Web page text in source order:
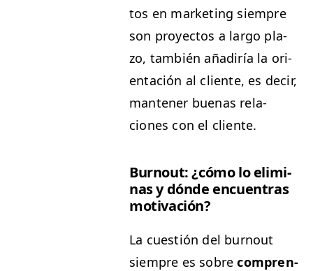
tos en mar­ket­ing siem­pre
son proyec­tos a largo pla­
zo, tam­bién añadiría la ori­
entación al cliente, es decir,
man­ten­er bue­nas rela­
ciones con el cliente.
Burnout: ¿cómo lo elim­i­
nas y dónde encuen­tras
motivación?
La cuestión del burnout
siem­pre es sobrecom­pren­